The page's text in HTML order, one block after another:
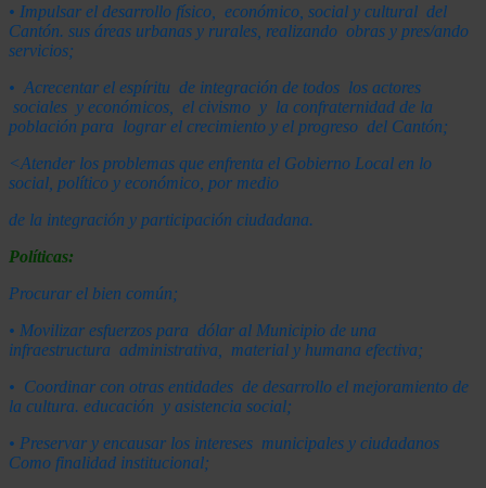
• Impulsar el desarrollo físico, económico, social y cultural del
Cantón. sus áreas urbanas y rurales, realizando obras y pres/ando
servicios;
• Acrecentar el espíritu de integración de todos los actores
sociales y económicos, el civismo y la confraternidad de la
población para lograr el crecimiento y el progreso del Cantón;
<Atender los problemas que enfrenta el Gobierno Local en lo
social, político y económico, por medio
de la integración y participación ciudadana.
Políticas:
Procurar el bien común;
• Movilizar esfuerzos para dólar al Municipio de una
infraestructura administrativa, material y humana efectiva;
• Coordinar con otras entidades de desarrollo el mejoramiento de
la cultura. educación y asistencia social;
• Preservar y encausar los intereses municipales y ciudadanos
Como finalidad institucional;